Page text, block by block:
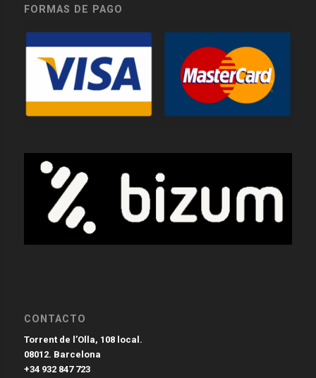
FORMAS DE PAGO
CONTACTO
Torrent de l’Olla, 108 local.
08012. Barcelona
+34 932 847 723